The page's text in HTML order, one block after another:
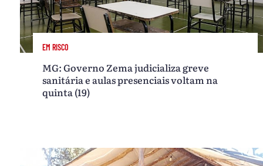
EM RISCO
MG: Governo Zema judicializa greve
sanitária e aulas presenciais voltam na
quinta (19)